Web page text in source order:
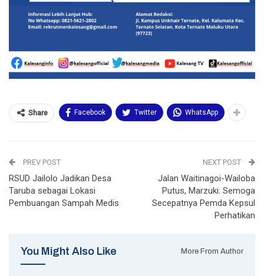
Share Facebook Twitter WhatsApp
PREV POST
RSUD Jailolo Jadikan Desa
Taruba sebagai Lokasi
Pembuangan Sampah Medis
NEXT POST
Jalan Waitinagoi-Wailoba
Putus, Marzuki: Semoga
Secepatnya Pemda Kepsul
Perhatikan
You Might Also Like More From Author